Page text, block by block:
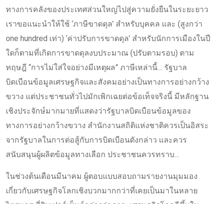
ทางการคลังของประเทศส่วนใหญ่ไปสู่ความยั่งยืนในระยะยาว
เราขอแนะนำให้ใช้ ‘ภาษีขาดดุล’ สำหรับบุคคล และ (สูงกว่า
one hundred เท่า) ‘ค่าปรับการขาดดุล’ สำหรับนักการเมืองในปี
ใดก็ตามที่เกิดการขาดดุลงบประมาณ (ปรับตามรอบ) ตาม
ทฤษฎี “การไม่ใส่ใจอย่างมีเหตุผล” ภาษีเหล่านี้… รัฐบาล
บิดเบือนข้อมูลเศรษฐกิจและสังคมอย่างเป็นทางการอย่างกว้าง
ขวาง แต่ประชาชนทั่วไปมักเพิกเฉยต่อข้อเท็จจริงนี้ มีหลักฐาน
เชิงประจักษ์มากมายที่แสดงว่ารัฐบาลบิดเบือนข้อมูลของ
ทางการอย่างกว้างขวาง สำนักงานสถิติแห่งชาติควรเป็นอิสระ
จากรัฐบาลในการต่อสู้กับการบิดเบือนดังกล่าว และควร
สนับสนุนผู้ผลิตข้อมูลทางเลือก ประชาชนควรทราบ…
ในช่วงต้นเดือนมีนาคม ผู้ตอบแบบสอบถามรายงานมุมมอง
เกี่ยวกับเศรษฐกิจโลกเชิงบวกมากกว่าที่เคยเป็นมาในหลาย